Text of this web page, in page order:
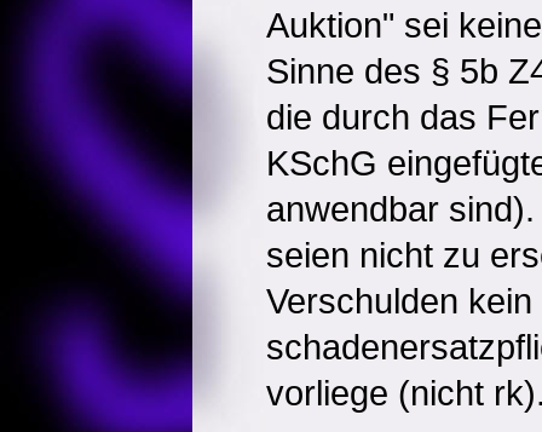
Auktion" sei
Sinne des § 5b
die durch das
KSchG
anwendbar
seien nicht zu
Verschulden kein
vorliege (nicht